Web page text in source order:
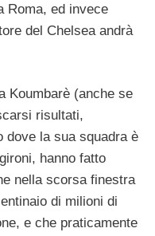
Roma, ed invece
del Chelsea andrà
Koumbarè (anche se
risultati,
dove la sua squadra è
hanno fatto
nella scorsa finestra
di milioni di
e che praticamente